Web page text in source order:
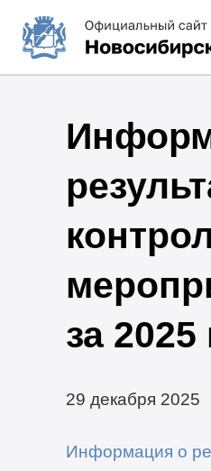
за 2025
29 декабря 2025
Информация о